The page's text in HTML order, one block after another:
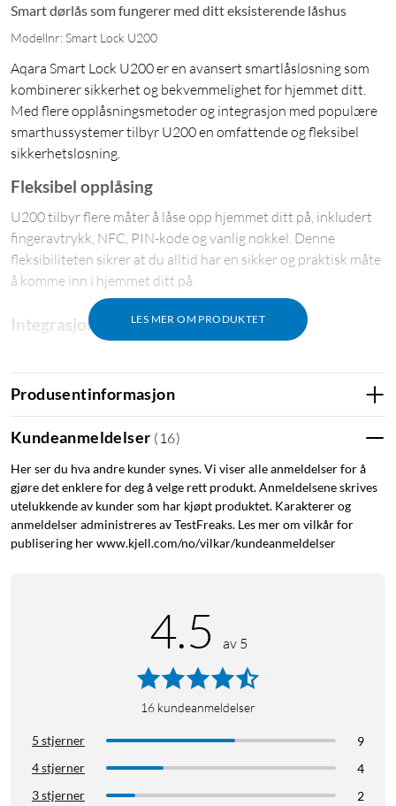
Smart dørlås som fungerer med ditt eksisterende låshus
Modellnr: Smart Lock U200
Aqara Smart Lock U200 er en avansert smartlåsløsning som
kombinerer sikkerhet og bekvemmelighet for hjemmet ditt.
Med flere opplåsningsmetoder og integrasjon med populære
smarthussystemer tilbyr U200 en omfattende og fleksibel
sikkerhetsløsning.
LES MER OM PRODUKTET
Fleksibel opplåsing
U200 tilbyr flere måter å låse opp hjemmet ditt på, inkludert
fingeravtrykk, NFC, PIN-kode og vanlig nøkkel. Denne
fleksibiliteten sikrer at du alltid har en sikker og praktisk måte
å komme inn i hjemmet ditt på.
Integrasjon med smarthjemsystemer
Amazon Alexa via Matter-protokoll. Dette gjør at du kan styre
låsen med stemmen din eller smarttelefonen og integrere den
med andre smarte enheter i hjemmet ditt.
Avansert sikkerhet
U200 har AES-kryptering og fingeravtrykksensor som
garanterer at kun autoriserte brukere kan låse opp hjemmet
ditt. I tillegg kan du opprette midlertidige adgangskoder for
Låsen drives av et oppladbart batteri som varer i opptil 6
måneder per lading, noe som reduserer behovet for hyppig
vedlikehold. Knappepanelet bruker AAA-batterier, noe som gir
ytterligere fleksibilitet og enkelhet.
Holdbarhet og værbestandighet
U200 er IPX5-klassifisert og konstruert for å tåle tøffe
Produsentinformasjon
Kundeanmeldelser ( 16)
Her ser du hva andre kunder synes. Vi viser alle anmeldelser for å
gjøre det enklere for deg å velge rett produkt. Anmeldelsene skrives
utelukkende av kunder som har kjøpt produktet. Karakterer og
anmeldelser administreres av TestFreaks. Les mer om vilkår for
publisering her www.kjell.com/no/vilkar/kundeanmeldelser
4.5 av 5
16 kundeanmeldelser
5 stjerner
9
4 stjerner
4
3 stjerner
2